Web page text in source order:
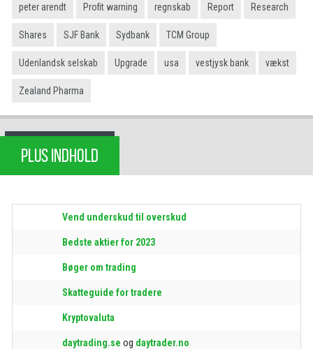
peter arendt Profit warning regnskab Report Research
Shares SJF Bank Sydbank TCM Group
Udenlandsk selskab Upgrade usa vestjysk bank vækst
Zealand Pharma
PLUS INDHOLD
Vend underskud til overskud
Bedste aktier for 2023
Bøger om trading
Skatteguide for tradere
Kryptovaluta
daytrading.se og daytrader.no